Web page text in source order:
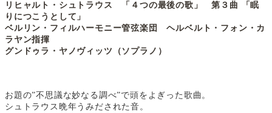
リヒャルト・シュトラウス 「４つの最後の歌」第３曲 「眠
りにつこうとして」
ベルリン・フィルハーモニー管弦楽団 ヘルベルト・フォン・カ
ラヤン指揮
グンドゥラ・ヤノヴィッツ（ソプラノ）
お題の”不思議な妙なる調べ”で頭をよぎった歌曲。
シュトラウス晩年うみだされた音。